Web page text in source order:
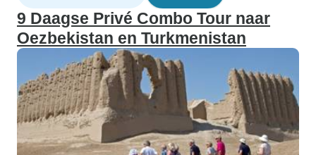
9 Daagse Privé Combo Tour naar
Oezbekistan en Turkmenistan